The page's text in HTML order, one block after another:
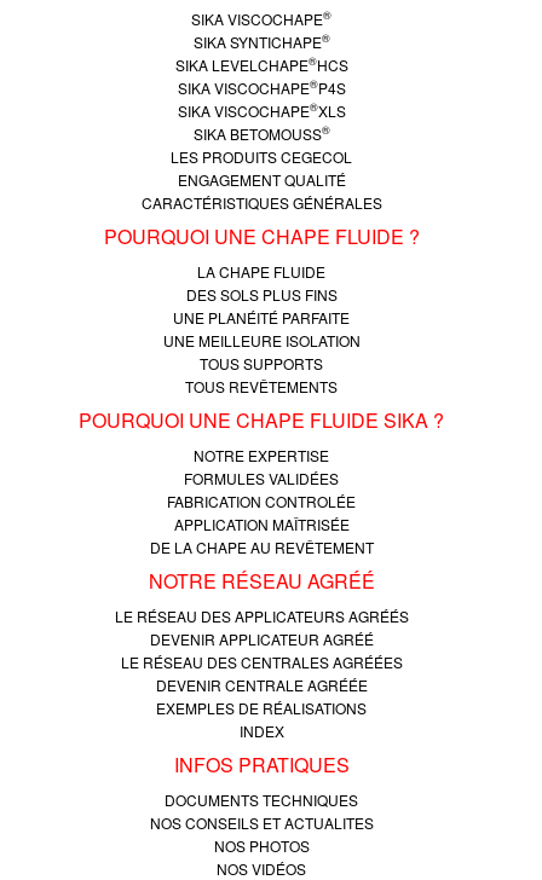
SIKA VISCOCHAPE®
SIKA SYNTICHAPE®
SIKA LEVELCHAPE®HCS
SIKA VISCOCHAPE®P4S
SIKA VISCOCHAPE®XLS
SIKA BETOMOUSS®
LES PRODUITS CEGECOL
ENGAGEMENT QUALITÉ
CARACTÉRISTIQUES GÉNÉRALES
POURQUOI UNE CHAPE FLUIDE ?
LA CHAPE FLUIDE
DES SOLS PLUS FINS
UNE PLANÉITÉ PARFAITE
UNE MEILLEURE ISOLATION
TOUS SUPPORTS
TOUS REVÊTEMENTS
POURQUOI UNE CHAPE FLUIDE SIKA ?
NOTRE EXPERTISE
FORMULES VALIDÉES
FABRICATION CONTROLÉE
APPLICATION MAÎTRISÉE
DE LA CHAPE AU REVÊTEMENT
NOTRE RÉSEAU AGRÉÉ
LE RÉSEAU DES APPLICATEURS AGRÉÉS
DEVENIR APPLICATEUR AGRÉÉ
LE RÉSEAU DES CENTRALES AGRÉÉES
DEVENIR CENTRALE AGRÉÉE
EXEMPLES DE RÉALISATIONS
INDEX
INFOS PRATIQUES
DOCUMENTS TECHNIQUES
NOS CONSEILS ET ACTUALITES
NOS PHOTOS
NOS VIDÉOS